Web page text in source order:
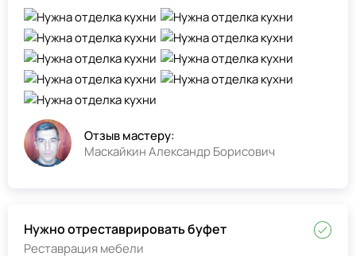
Отзыв мастеру:
Маскайкин Александр Борисович
Нужно отреставрировать буфет
Реставрация мебели